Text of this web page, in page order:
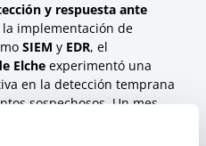
y respuesta ante
implementación de
SIEM y EDR, el
Elcheexperimentó una
en la detección temprana
sospechosos. Un mes